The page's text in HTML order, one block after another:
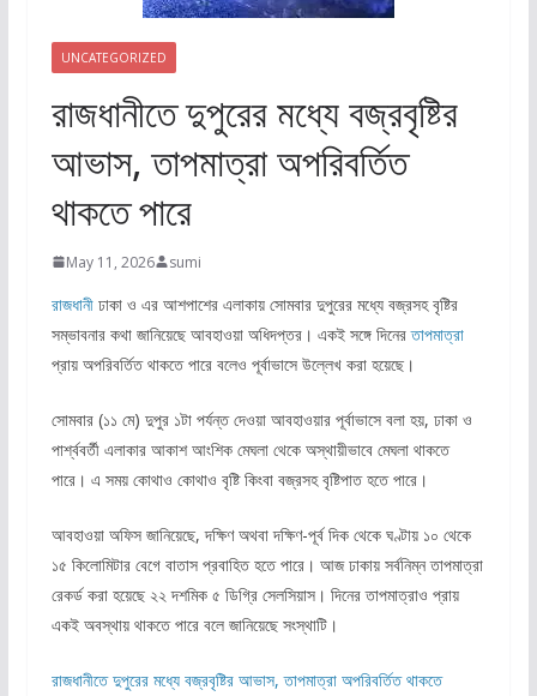
UNCATEGORIZED
রাজধানীতে দুপুরের মধ্যে বজ্রবৃষ্টির
আভাস, তাপমাত্রা অপরিবর্তিত
থাকতে পারে
May 11, 2026 sumi
রাজধানীঢাকা ও এর আশপাশের এলাকায় সোমবার দুপুরের মধ্যে বজ্রসহ বৃষ্টির
সম্ভাবনার কথা জানিয়েছে আবহাওয়া অধিদপ্তর। একই সঙ্গে দিনেরতাপমাত্রা
প্রায় অপরিবর্তিত থাকতে পারে বলেও পূর্বাভাসে উল্লেখ করা হয়েছে।
সোমবার (১১ মে) দুপুর ১টা পর্যন্ত দেওয়া আবহাওয়ার পূর্বাভাসে বলা হয়, ঢাকা ও
পার্শ্ববর্তী এলাকার আকাশ আংশিক মেঘলা থেকে অস্থায়ীভাবে মেঘলা থাকতে
পারে। এ সময় কোথাও কোথাও বৃষ্টি কিংবা বজ্রসহ বৃষ্টিপাত হতে পারে।
আবহাওয়া অফিস জানিয়েছে, দক্ষিণ অথবা দক্ষিণ-পূর্ব দিক থেকে ঘণ্টায় ১০ থেকে
১৫ কিলোমিটার বেগে বাতাস প্রবাহিত হতে পারে। আজ ঢাকায় সর্বনিম্ন তাপমাত্রা
রেকর্ড করা হয়েছে ২২ দশমিক ৫ ডিগ্রি সেলসিয়াস। দিনের তাপমাত্রাও প্রায়
একই অবস্থায় থাকতে পারে বলে জানিয়েছে সংস্থাটি।
রাজধানীতে দুপুরের মধ্যে বজ্রবৃষ্টির আভাস, তাপমাত্রা অপরিবর্তিত থাকতে